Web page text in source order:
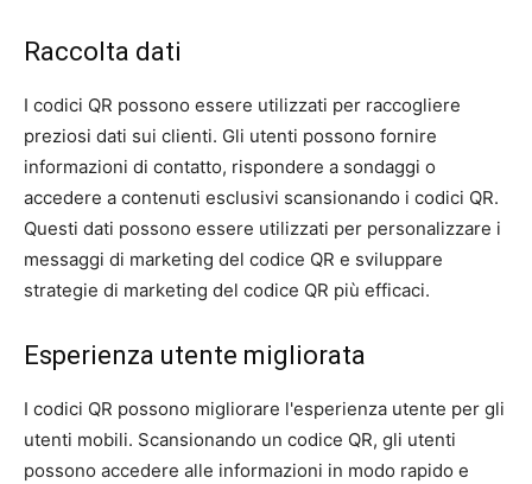
Raccolta dati
I codici QR possono essere utilizzati per raccogliere
preziosi dati sui clienti. Gli utenti possono fornire
informazioni di contatto, rispondere a sondaggi o
accedere a contenuti esclusivi scansionando i codici QR.
Questi dati possono essere utilizzati per personalizzare i
messaggi di marketing del codice QR e sviluppare
strategie di marketing del codice QR più efficaci.
Esperienza utente migliorata
I codici QR possono migliorare l'esperienza utente per gli
utenti mobili. Scansionando un codice QR, gli utenti
possono accedere alle informazioni in modo rapido e